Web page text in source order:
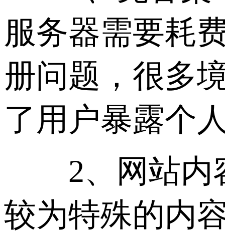
服务器需要耗
册问题，很多
了用户暴露个
2、网站内容
较为特殊的内